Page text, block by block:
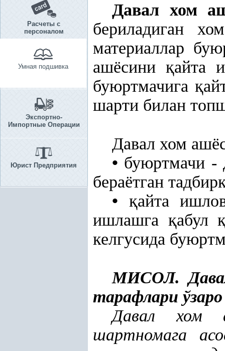
Расчеты с
персоналом
Умная подшивка
Экспортно-
Импортные Операции
Юрист Предприятия
Давал хом
бериладиган
материаллар
ашёсини қайта
буюртмачига қ
шарти билан
Давал хом
• буюртмачи -
бераётган
•
қайта
ишлашга қабул
келгусида
МИСОЛ.
тарафлари
Давал хом
шартномага